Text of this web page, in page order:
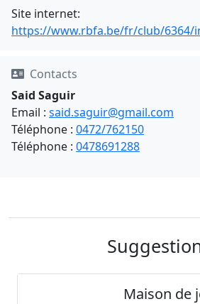
Site internet:
https://www.rbfa.be/fr/club/6364/
Contacts
Said Saguir
Email : said.saguir@gmail.com
Téléphone : 0472/762150
Téléphone : 0478691288
Maison de